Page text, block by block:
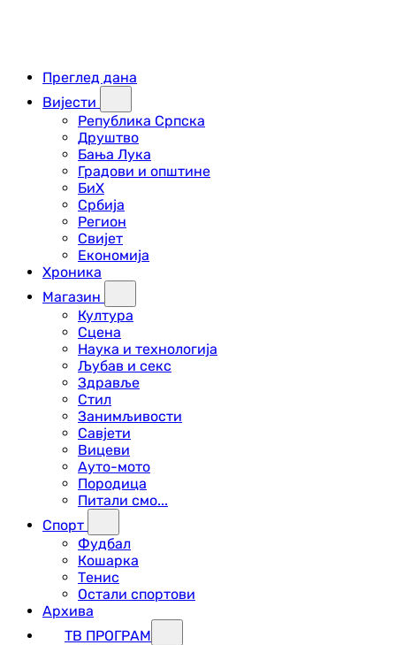
Преглед дана
Вијести
Република Српска
Друштво
Бања Лука
Градови и општине
БиХ
Србија
Регион
Свијет
Економија
Хроника
Магазин
Култура
Сцена
Наука и технологија
Љубав и секс
Здравље
Стил
Занимљивости
Савјети
Вицеви
Ауто-мото
Породица
Питали смо...
Спорт
Фудбал
Кошарка
Тенис
Остали спортови
Архива
ТВ ПРОГРАМ